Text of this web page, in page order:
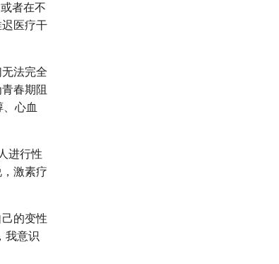
者在不
医疗干
法完全
春期阻
心血
进行性
激素疗
的变性
我意识